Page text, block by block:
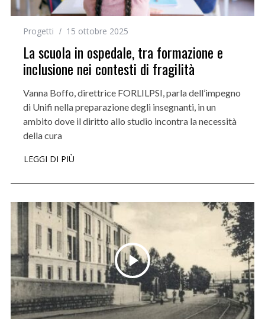
Progetti 15 ottobre 2025
La scuola in ospedale, tra formazione e
inclusione nei contesti di fragilità
Vanna Boffo, direttrice FORLILPSI, parla dell’impegno
di Unifi nella preparazione degli insegnanti, in un
ambito dove il diritto allo studio incontra la necessità
della cura
LEGGI DI PIÙ